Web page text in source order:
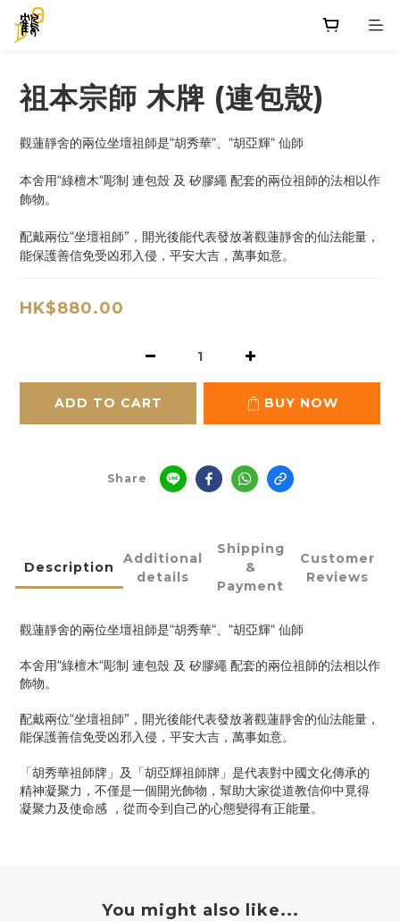
祖本宗師 木牌 (連包殼)
觀蓮靜舍的兩位坐壇祖師是“胡秀華“、“胡亞輝“ 仙師
本舍用“綠檀木“彫制 連包殼 及 矽膠繩 配套的兩位祖師的法相以作
飾物。
配戴兩位“坐壇祖師”，開光後能代表發放著觀蓮靜舍的仙法能量，
能保護善信免受凶邪入侵，平安大吉，萬事如意。
HK$880.00
ADD TO CART BUY NOW
Share
Description
Additional
details
Shipping
&
Payment
Customer
Reviews
觀蓮靜舍的兩位坐壇祖師是“胡秀華“、“胡亞輝“ 仙師
本舍用“綠檀木“彫制 連包殼 及 矽膠繩 配套的兩位祖師的法相以作
飾物。
配戴兩位“坐壇祖師”，開光後能代表發放著觀蓮靜舍的仙法能量，
能保護善信免受凶邪入侵，平安大吉，萬事如意。
「胡秀華祖師牌」及「胡亞輝祖師牌」是代表對中國文化傳承的
精神凝聚力，不僅是一個開光飾物，幫助大家從道教信仰中覓得
凝聚力及使命感 ，從而令到自己的心態變得有正能量。
You might also like...